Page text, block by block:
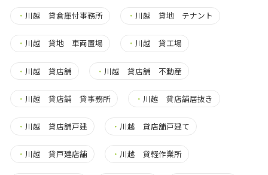
・ 川越 貸倉庫付事務所 ・ 川越 貸地 テナント
・ 川越 貸地 車両置場 ・ 川越 貸工場
・ 川越 貸店舗 ・ 川越 貸店舗 不動産
・ 川越 貸店舗 貸事務所 ・ 川越 貸店舗居抜き
・ 川越 貸店舗戸建 ・ 川越 貸店舗戸建て
・ 川越 貸戸建店舗 ・ 川越 貸軽作業所